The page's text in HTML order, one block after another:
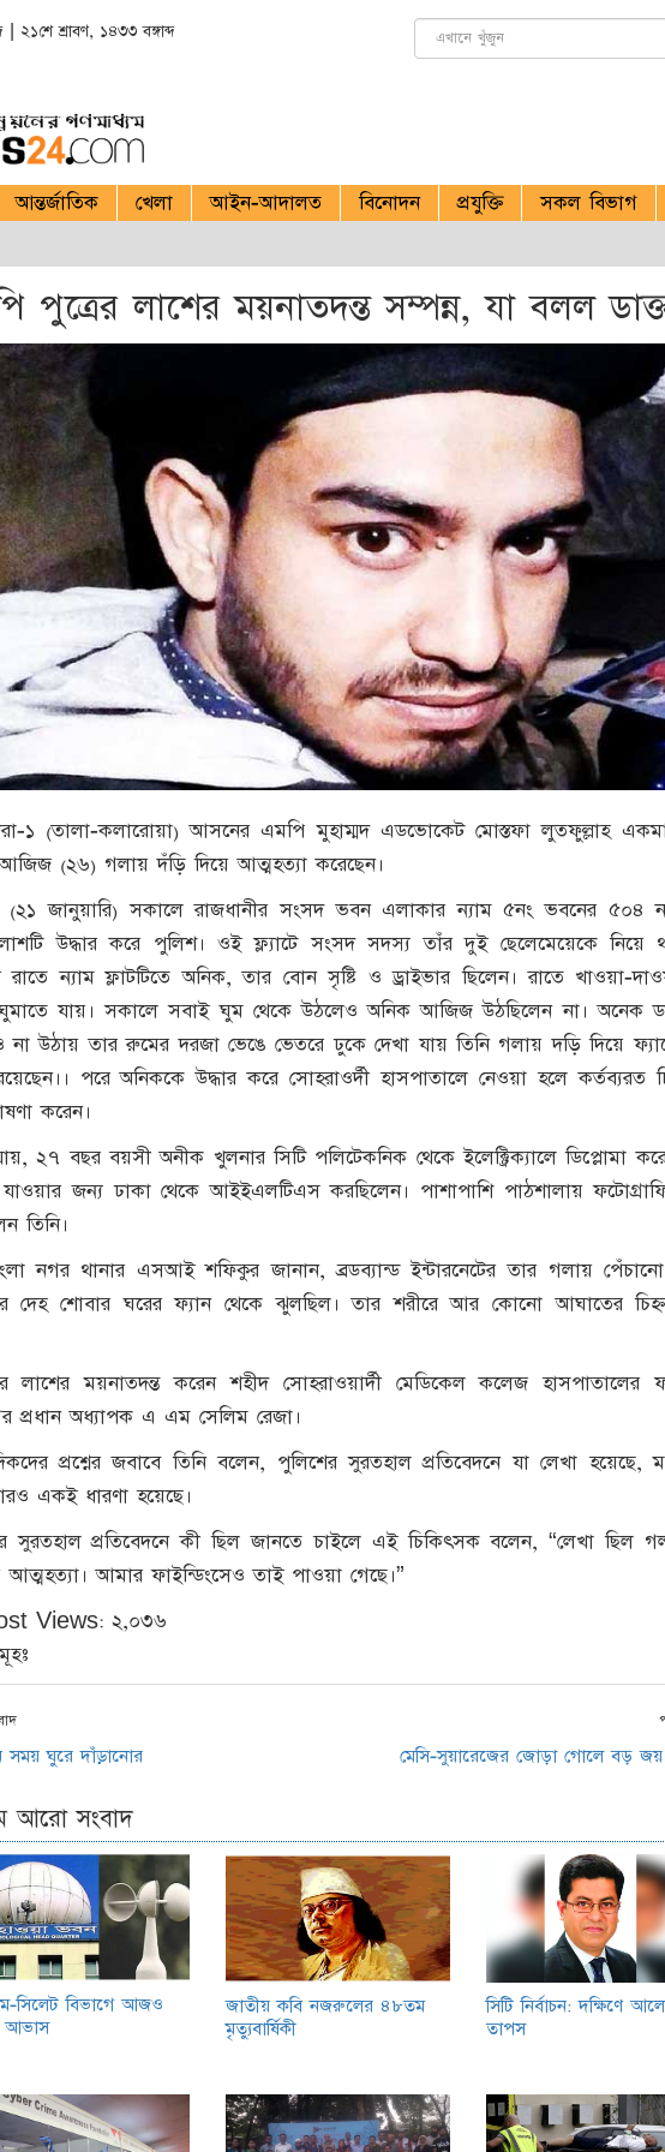
২১শে শ্রাবণ, ১৪৩৩ বঙ্গাব্দ
আন্তর্জাতিক খেলা আইন-আদালত বিনোদন প্রযুক্তি সকল বিভাগ
পুত্রের লাশের ময়নাতদন্ত সম্পন্ন, যা বলল
১ (তালা-কলারোয়া) আসনের এমপি মুহাম্মদ এডভোকেট মোস্তফা লুতফুল্লাহ
(২৬) গলায় দঁড়ি দিয়ে আত্মহত্যা করেছেন।
(২১ জানুয়ারি) সকালে রাজধানীর সংসদ ভবন এলাকার ন্যাম ৫নং ভবনের ৫০৪
উদ্ধার করে পুলিশ। ওই ফ্ল্যাটে সংসদ সদস্য তাঁর দুই ছেলেমেয়েকে নিয়ে
রাতে ন্যাম ফ্লাটটিতে অনিক, তার বোন সৃষ্টি ও ড্রাইভার ছিলেন। রাতে খাওয়া-
যায়। সকালে সবাই ঘুম থেকে উঠলেও অনিক আজিজ উঠছিলেন না। অনেক
উঠায় তার রুমের দরজা ভেঙে ভেতরে ঢুকে দেখা যায় তিনি গলায় দড়ি দিয়ে
পরে অনিককে উদ্ধার করে সোহরাওর্দী হাসপাতালে নেওয়া হলে কর্তব্যরত
করেন।
২৭ বছর বয়সী অনীক খুলনার সিটি পলিটেকনিক থেকে ইলেক্ট্রিক্যালে ডিপ্লোমা
জন্য ঢাকা থেকে আইইএলটিএস করছিলেন। পাশাপাশি পাঠশালায়
তিনি।
নগর থানার এসআই শফিকুর জানান, ব্রডব্যান্ড ইন্টারনেটের তার গলায়
দেহ শোবার ঘরের ফ্যান থেকে ঝুলছিল। তার শরীরে আর কোনো আঘাতের
লাশের ময়নাতদন্ত করেন শহীদ সোহরাওয়ার্দী মেডিকেল কলেজ হাসপাতালের
প্রধান অধ্যাপক এ এম সেলিম রেজা।
প্রশ্নের জবাবে তিনি বলেন, পুলিশের সুরতহাল প্রতিবেদনে যা লেখা হয়েছে,
একই ধারণা হয়েছে।
সুরতহাল প্রতিবেদনে কী ছিল জানতে চাইলে এই চিকিৎসক বলেন, “লেখা ছিল
আত্মহত্যা। আমার ফাইন্ডিংসেও তাই পাওয়া গেছে।”
Views: ২,০৩৬
সময় ঘুরে দাঁড়ানোর মেসি-সুয়ারেজের জোড়া গোলে বড় জয়
আরো সংবাদ
সিলেট বিভাগে আজও
আভাস
জাতীয় কবি নজরুলের ৪৮তম
মৃত্যুবার্ষিকী
সিটি নির্বাচন: দক্ষিণে
তাপস